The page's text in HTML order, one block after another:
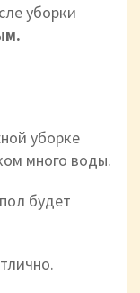
уборки
уборке
много воды.
будет